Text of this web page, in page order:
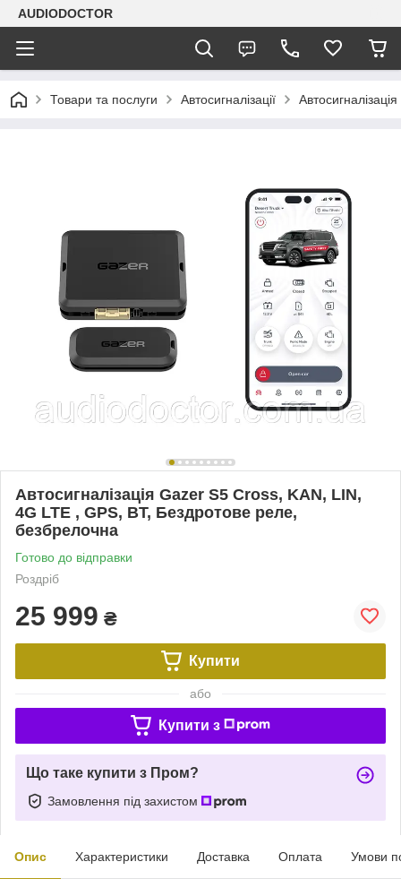
AUDIODOCTOR
Товари та послуги Автосигналізації
Автосигналізація Gazer S5 Cross, KAN, LIN,
4G LTE , GPS, BT, Бездротове реле,
безбрелочна
Готово до відправки
Роздріб
25 999 ₴
Купити
або
Купити з
Що таке купити з Пром?
Замовлення під захистом
Опис Характеристики Доставка Оплата Умови